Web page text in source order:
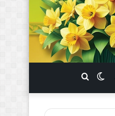
برای
تغییر
پوسته